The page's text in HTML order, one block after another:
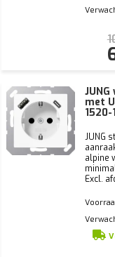
met
1520-
JUNG
alpine
Excl.